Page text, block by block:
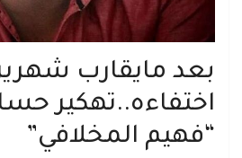
بعد مايقارب
اختفاءه..تهكير
“فهيم المخلافي”